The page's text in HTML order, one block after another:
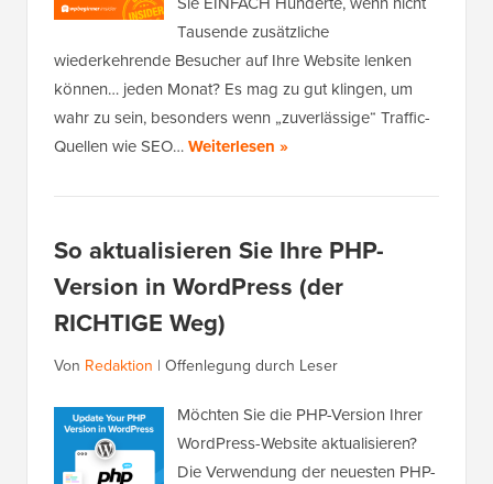
Tausende zusätzliche
wiederkehrende Besucher auf Ihre Website lenken
können… jeden Monat? Es mag zu gut klingen, um
wahr zu sein, besonders wenn „zuverlässige“ Traffic-
Quellen wie SEO…Weiterlesen »
So aktualisieren Sie Ihre PHP-
Version in WordPress (der
RICHTIGE Weg)
Von Redaktion | Offenlegung durch Leser
Möchten Sie die PHP-Version Ihrer
WordPress-Website aktualisieren?
Die Verwendung der neuesten PHP-